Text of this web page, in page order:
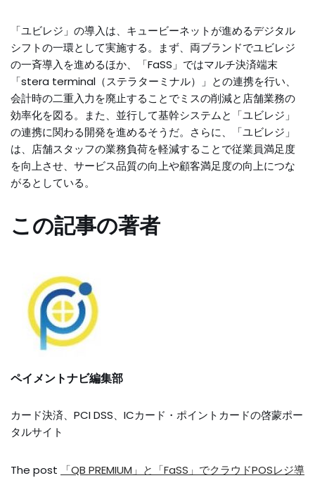
「ユビレジ」の導入は、キュービーネットが進めるデジタル
シフトの一環として実施する。まず、両ブランドでユビレジ
の一斉導入を進めるほか、「FaSS」ではマルチ決済端末
「stera terminal（ステラターミナル）」との連携を行い、
会計時の二重入力を廃止することでミスの削減と店舗業務の
効率化を図る。また、並行して基幹システムと「ユビレジ」
の連携に関わる開発を進めるそうだ。さらに、「ユビレジ」
は、店舗スタッフの業務負荷を軽減することで従業員満足度
を向上させ、サービス品質の向上や顧客満足度の向上につな
がるとしている。
この記事の著者
ペイメントナビ編集部
カード決済、PCI DSS、ICカード・ポイントカードの啓蒙ポー
タルサイト
The post
「QB PREMIUM」と「FaSS」でクラウドPOSレジ導